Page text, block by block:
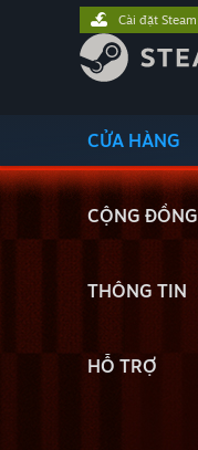
CỬA HÀNG
CỘNG ĐỒNG
THÔNG TIN
HỖ TRỢ
Cài đặt Steam